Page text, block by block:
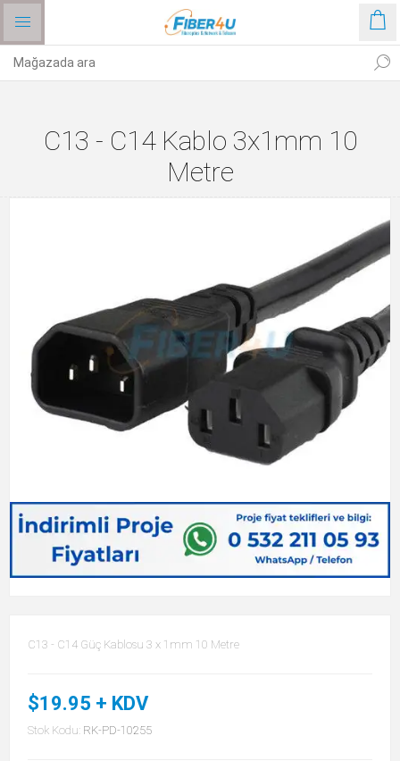
C13 - C14 Kablo 3x1mm 10
Metre
C13 - C14 Güç Kablosu 3 x 1mm 10 Metre
$19.95 + KDV
Stok Kodu: RK-PD-10255